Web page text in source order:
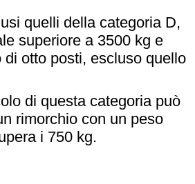
quelli della categoria D,
superiore a 3500 kg e
di otto posti, escluso quello
di questa categoria può
rimorchio con un peso
i 750 kg.